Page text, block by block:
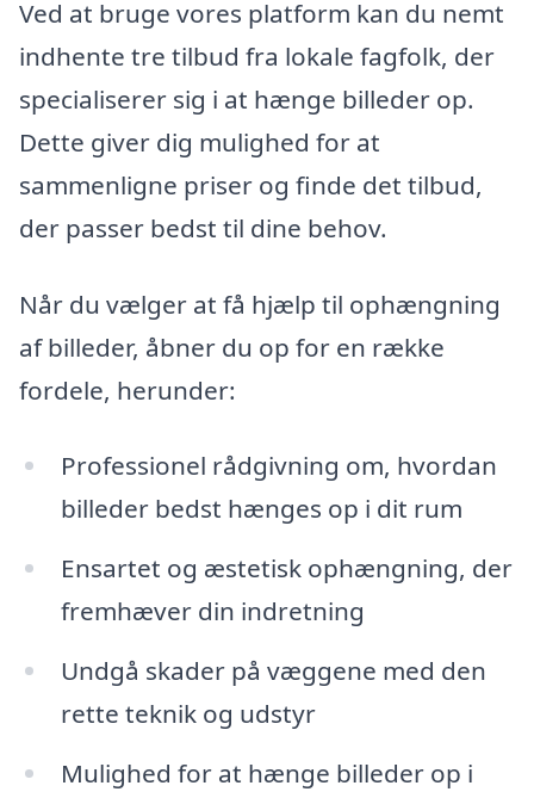
Ved at bruge vores platform kan du nemt
indhente tre tilbud fra lokale fagfolk, der
specialiserer sig i at hænge billeder op.
Dette giver dig mulighed for at
sammenligne priser og finde det tilbud,
der passer bedst til dine behov.
Når du vælger at få hjælp til ophængning
af billeder, åbner du op for en række
fordele, herunder:
Professionel rådgivning om, hvordan
billeder bedst hænges op i dit rum
Ensartet og æstetisk ophængning, der
fremhæver din indretning
Undgå skader på væggene med den
rette teknik og udstyr
Mulighed for at hænge billeder op i